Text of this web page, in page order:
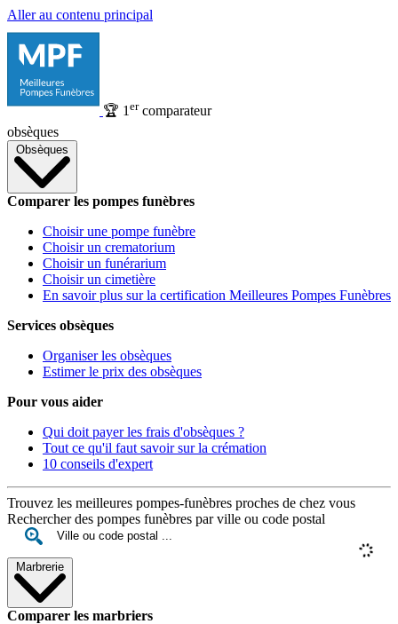
Aller au contenu principal
🏆 1 ercomparateur
obsèques
Obsèques
Comparer les pompes funèbres
Choisir une pompe funèbre
Choisir un crematorium
Choisir un funérarium
Choisir un cimetière
En savoir plus sur la certification Meilleures Pompes Funèbres
Services obsèques
Organiser les obsèques
Estimer le prix des obsèques
Pour vous aider
Qui doit payer les frais d'obsèques ?
Tout ce qu'il faut savoir sur la crémation
10 conseils d'expert
Trouvez les meilleures pompes-funèbres proches de chez vous
Rechercher des pompes funèbres par ville ou code postal
Marbrerie
Comparer les marbriers